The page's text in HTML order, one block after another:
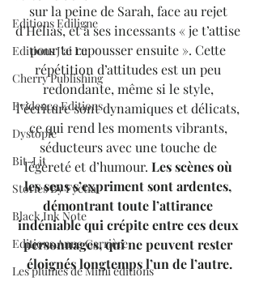
Editions Ediligne
Editions J'ai Lu
Cherry Publishing
Evidence Editions
Dystopie
Bit-Lit
Stories By Fyctia
Black Ink Note
Editions Anne Carrière
Les plumes de Mimi éditions
sur la peine de Sarah, face au rejet
d’Hélias, et à ses incessants « je t’attise
pour te repousser ensuite ». Cette
répétition d’attitudes est un peu
redondante, même si le style,
l’écriture sont dynamiques et délicats,
ce qui rend les moments vibrants,
séducteurs avec une touche de
légèreté et d’humour. Les scènes où
les sens s’expriment sont ardentes,
démontrant toute l’attirance
indéniable qui crépite entre ces deux
personnages, qui ne peuvent rester
éloignés longtemps l’un de l’autre.